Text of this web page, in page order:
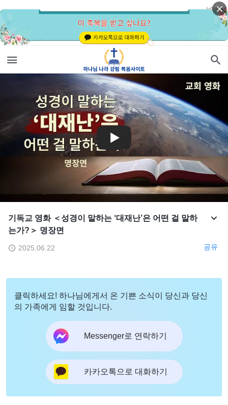
기독교 영화 ＜성경이 말하는 ‘대재난’은 어떤 걸 말하
는가?＞ 명장면
2025.06.22 공유
클릭하세요! 하나님에게서 온 기쁜 소식이 당신과 당신
의 가족에게 임할 것입니다.
Messenger로 연락하기
카카오톡으로 대화하기